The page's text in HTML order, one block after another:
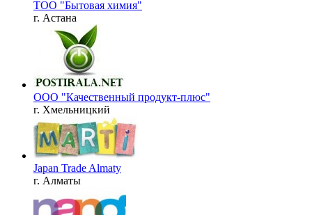
ТОО "Бытовая химия"
г. Астана
ООО "Качественный продукт-плюс"
г. Хмельницкий
Japan Trade Almaty
г. Алматы